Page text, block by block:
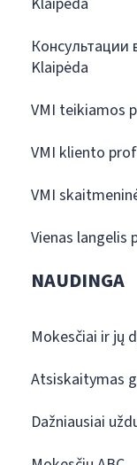
Консультации
Klaipėda
VMI teikiamos
VMI kliento
VMI
Vienas langelis
NAUDINGA
Mokesčiai ir jų
Atsiskaitymas
Dažniausiai